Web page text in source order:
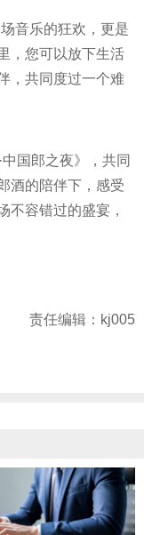
音乐的狂欢，更是
，您可以放下生活
，共同度过一个难
国郎之夜》，共同
酒的陪伴下，感受
不容错过的盛宴，
责任编辑：kj005